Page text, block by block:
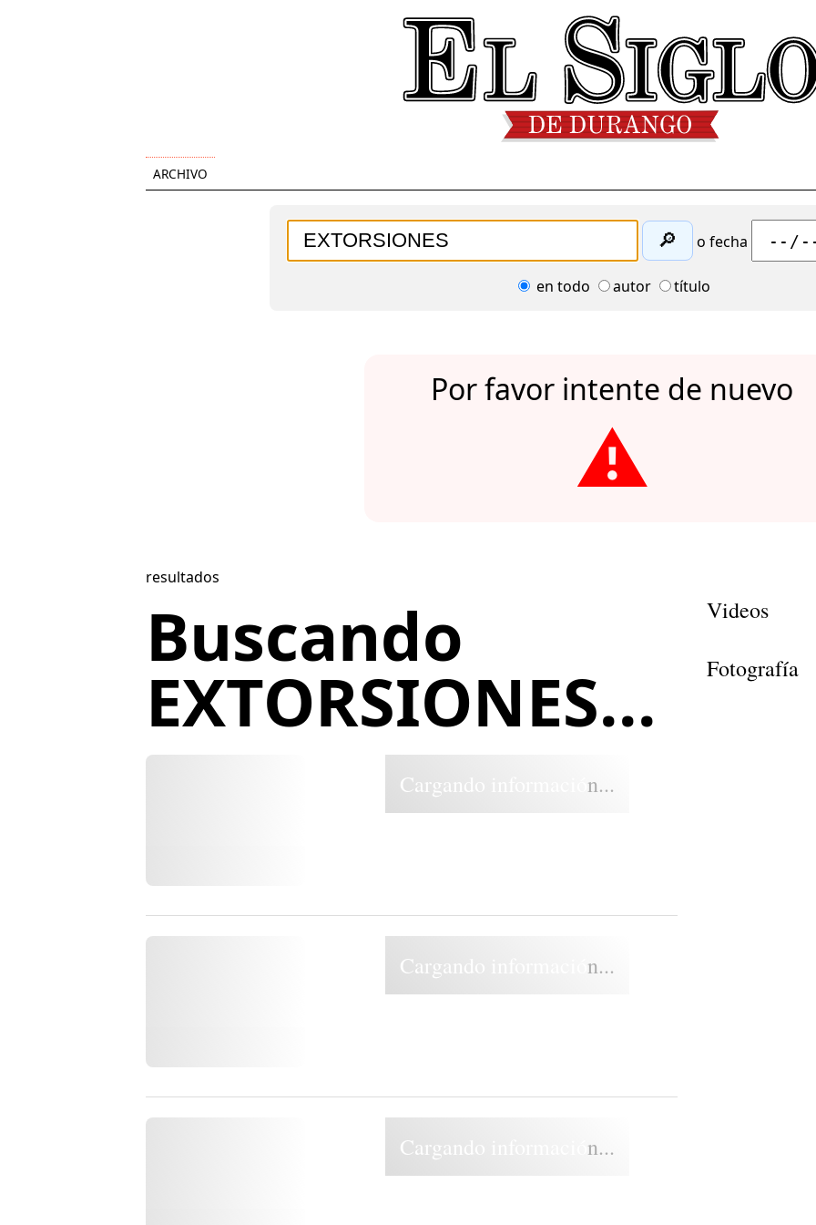
ARCHIVO
🔎 o fecha
en todo autor título
Por favor intente de nuevo
⚠️
resultados
Buscando
EXTORSIONES...
Cargando información...
Cargando información...
Cargando información...
Videos
Fotografía